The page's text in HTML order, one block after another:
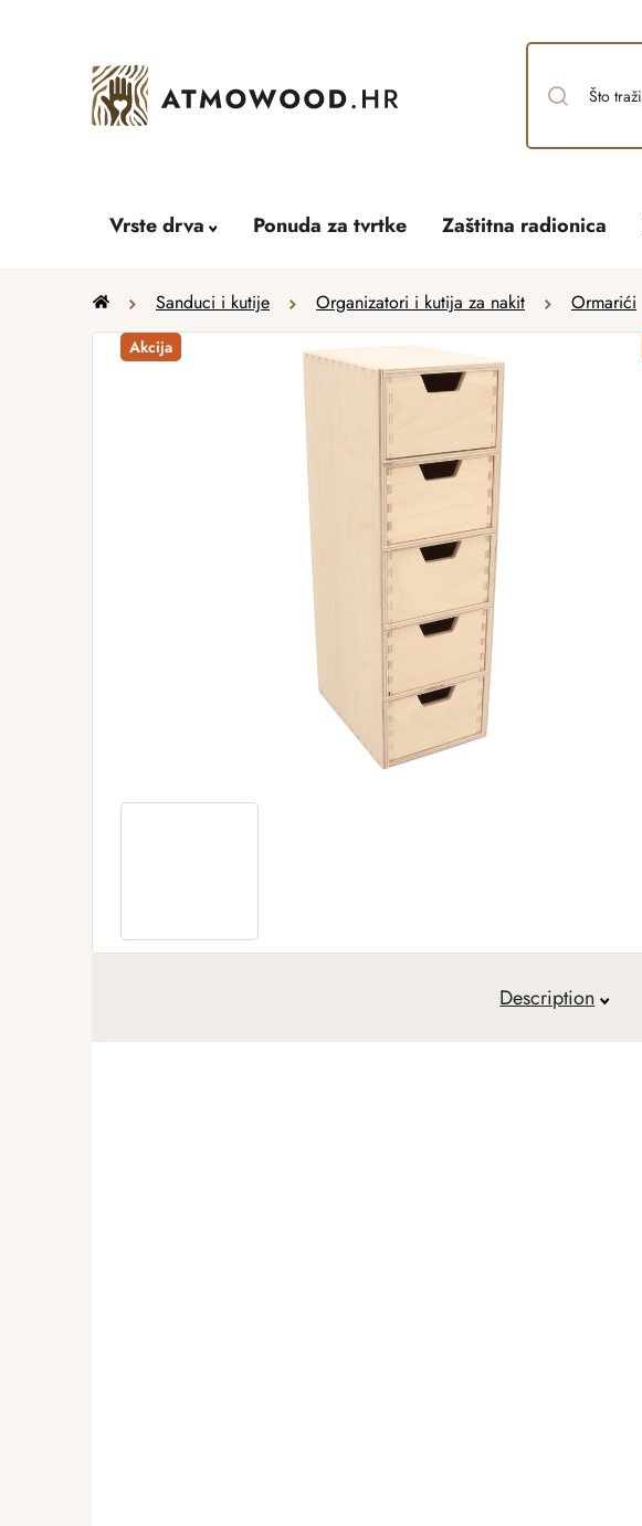
Vrste drva Ponuda za tvrtke Zaštitna radionica
Home Sanduci i kutije Organizatori i kutija za nakit Ormarići
Akcija
Description